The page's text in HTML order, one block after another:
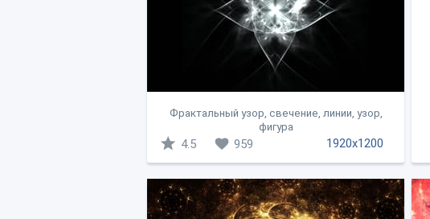
Фрактальный узор, свечение, линии, узор,
фигура
1920x1200
4.5 959